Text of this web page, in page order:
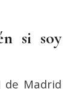
si soy
de Madrid